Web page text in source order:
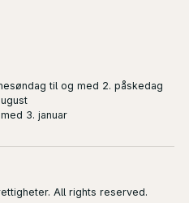
til og med 2. påskedag
3. januar
All rights reserved.